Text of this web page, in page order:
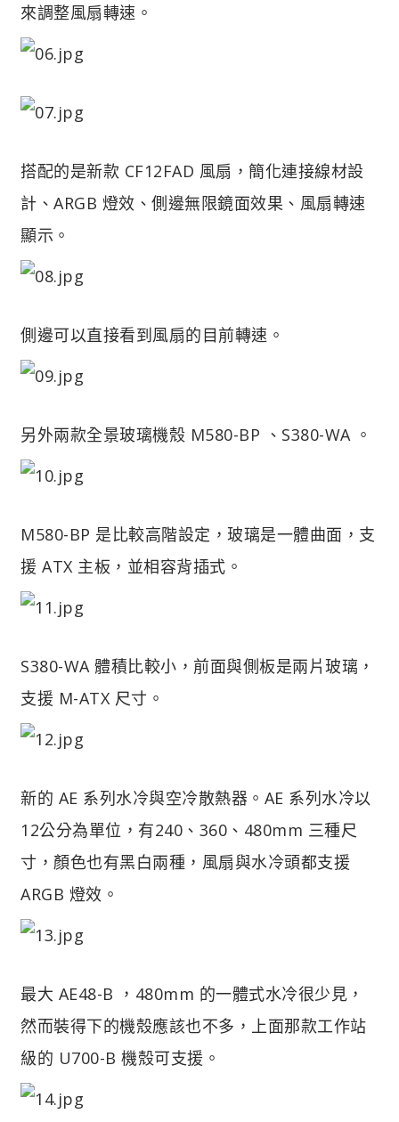
來調整風扇轉速。
搭配的是新款 CF12FAD 風扇，簡化連接線材設
計、ARGB 燈效、側邊無限鏡面效果、風扇轉速
顯示。
側邊可以直接看到風扇的目前轉速。
另外兩款全景玻璃機殼 M580-BP 、S380-WA 。
M580-BP 是比較高階設定，玻璃是一體曲面，支
援 ATX 主板，並相容背插式。
S380-WA 體積比較小，前面與側板是兩片玻璃，
支援 M-ATX 尺寸。
新的 AE 系列水冷與空冷散熱器。AE 系列水冷以
12公分為單位，有240、360、480mm 三種尺
寸，顏色也有黑白兩種，風扇與水冷頭都支援
ARGB 燈效。
最大 AE48-B ，480mm 的一體式水冷很少見，
然而裝得下的機殼應該也不多，上面那款工作站
級的 U700-B 機殼可支援。